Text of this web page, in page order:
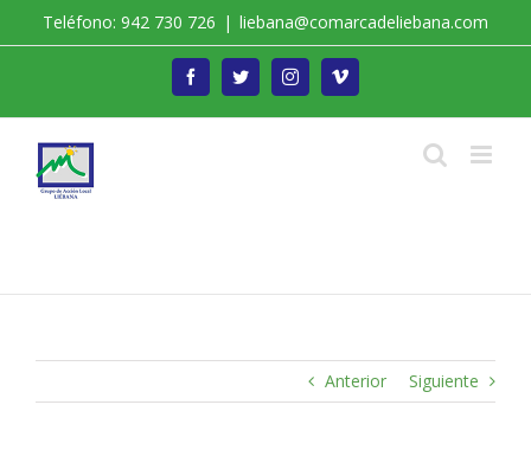
Teléfono: 942 730 726 | liebana@comarcadeliebana.com
FacebookTwitterInstagramVimeo
Anterior Siguiente